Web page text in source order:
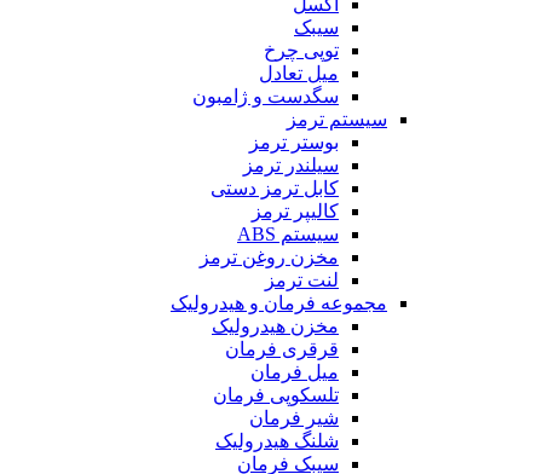
توپی چرخ
میل تعادل
سگدست و ژامبون
سیستم ترمز
بوستر ترمز
سیلندر ترمز
کابل ترمز دستی
کالیپر ترمز
مخزن روغن ترمز
لنت ترمز
مجموعه فرمان و هیدرولیک
مخزن هیدرولیک
قرقری فرمان
میل فرمان
تلسکوپی فرمان
شیر فرمان
شلنگ هیدرولیک
سیبک فرمان